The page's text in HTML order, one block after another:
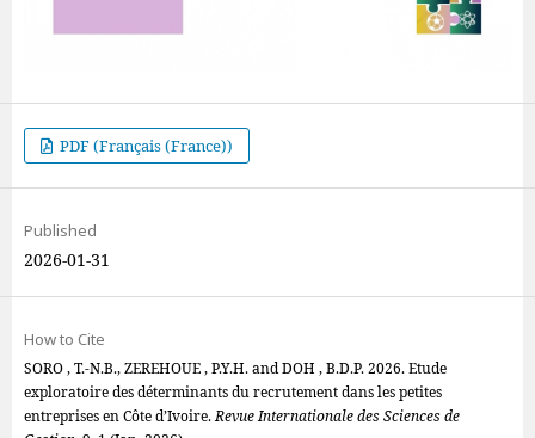
PDF (Français (France))
Published
2026-01-31
How to Cite
SORO , T.-N.B., ZEREHOUE , P.Y.H. and DOH , B.D.P. 2026. Etude
exploratoire des déterminants du recrutement dans les petites
entreprises en Côte d’Ivoire.Revue Internationale des Sciences de